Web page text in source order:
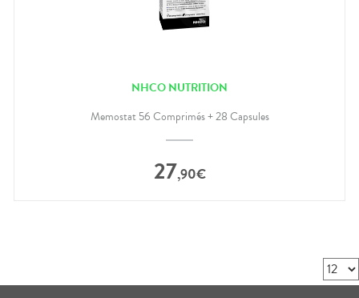
NHCO NUTRITION
Memostat 56 Comprimés + 28 Capsules
27,90€